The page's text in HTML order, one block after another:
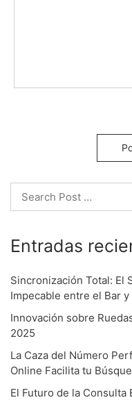
a
o
Entradas
Sincronización Total: El
Impecable entre el Bar
Innovación sobre
2025
La Caza del Número
Online Facilita tu
El Futuro de la Consulta